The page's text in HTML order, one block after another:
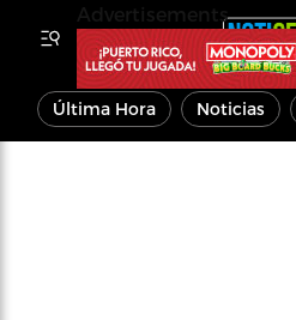
Última Hora Noticias
Advertisements